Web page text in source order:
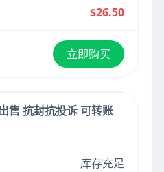
$26.50
立即购买
售 抗封抗投诉 可转账
库存充足